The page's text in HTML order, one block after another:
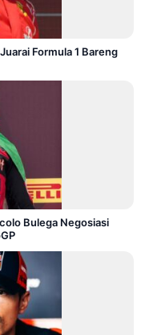
Formula 1 Bareng
Bulega Negosiasi